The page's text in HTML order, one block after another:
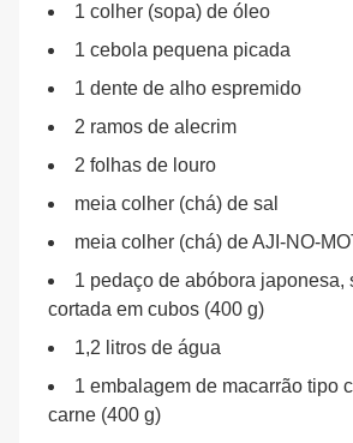
1 colher (sopa) de óleo
1 cebola pequena picada
1 dente de alho espremido
2 ramos de alecrim
2 folhas de louro
meia colher (chá) de sal
meia colher (chá) de AJI-NO-
1 pedaço de abóbora japonesa,
cortada em cubos (400 g)
1,2 litros de água
1 embalagem de macarrão tipo
carne (400 g)